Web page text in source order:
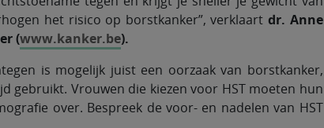
het risico op borstkanker”, verklaartdr. Anne
(www.kanker.be).
is mogelijk juist een oorzaak van borstkanker,
gebruikt. Vrouwen die kiezen voor HST moeten hun
over. Bespreek de voor- en nadelen van HST